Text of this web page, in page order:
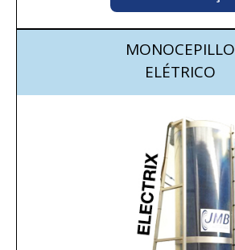
MONOCEPILLO
ELÉTRICO